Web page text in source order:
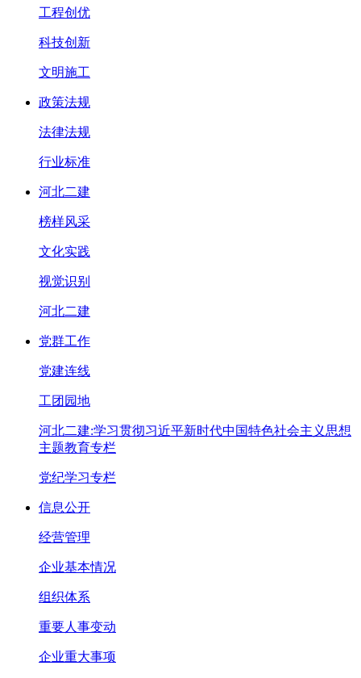
工程创优
科技创新
文明施工
政策法规
法律法规
行业标准
河北二建
榜样风采
文化实践
视觉识别
河北二建
党群工作
党建连线
工团园地
河北二建:学习贯彻习近平新时代中国特色社会主义思想
主题教育专栏
党纪学习专栏
信息公开
经营管理
企业基本情况
组织体系
重要人事变动
企业重大事项